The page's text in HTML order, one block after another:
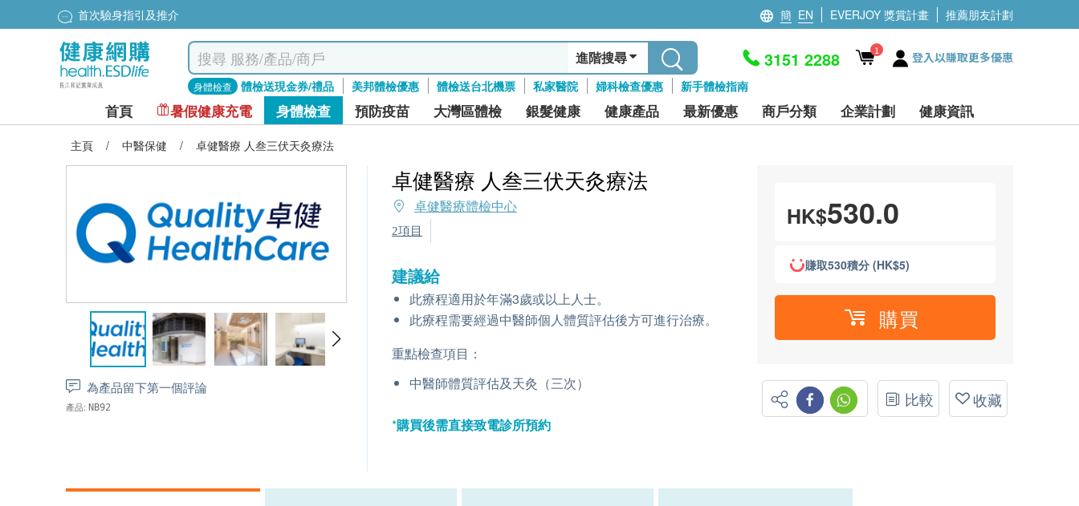
首次驗身指引及推介 簡 EN EVERJOY 獎賞計畫 推薦朋友計劃
進階搜尋
身體檢查 體檢送現金券/禮品 美邦體檢優惠 體檢送台北機票 私家醫院 婦科檢查優惠 新手體檢指南
3151 2288 1 登入以賺取更多優惠
首頁 暑假健康充電 身體檢查 預防疫苗 大灣區體檢 銀髮健康 健康產品 最新優惠 商戶分類 企業計劃 健康資訊
主頁 / 中醫保健 / 卓健醫療 人叁三伏天灸療法
為產品留下第一個評論
產品: NB92
卓健醫療 人叁三伏天灸療法
卓健醫療體檢中心
2項目
建議給
此療程適用於年滿3歲或以上人士。
此療程需要經過中醫師個人體質評估後方可進行治療。
重點檢查項目：
中醫師體質評估及天灸（三次）
*購買後需直接致電診所預約
HK$530.0
賺取530積分 (HK$5)
購買
比較 收藏